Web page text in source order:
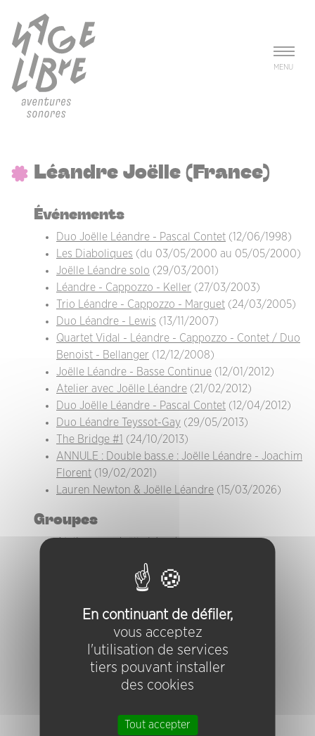
MENU
Léandre Joëlle (France)
Événements
Duo Joëlle Léandre - Pascal Contet (12/06/1998)
Les Diaboliques (du 03/05/2000 au 05/05/2000)
Joëlle Léandre solo (29/03/2001)
Léandre - Cappozzo - Keller (27/03/2003)
Trio Léandre - Cappozzo - Marguet (24/03/2005)
Duo Léandre - Lewis (13/11/2007)
Quartet Vidal - Léandre - Cappozzo - Contet / Duo
Benoist - Bellanger (12/12/2008)
Joëlle Léandre - Basse Continue (12/01/2012)
Atelier avec Joëlle Léandre (21/02/2012)
Duo Joëlle Léandre - Pascal Contet (12/04/2012)
Duo Léandre Teyssot-Gay (29/05/2013)
The Bridge #1 (24/10/2013)
ANNULE : Double bass.e : Joëlle Léandre - Joachim
Florent (19/02/2021)
Lauren Newton & Joëlle Léandre (15/03/2026)
Groupes
Duo Léandre - Lewis
Duo Léandre Teyssot-Gay
Joëlle Léandre - Basse Continue
Lauren Newton et Joëlle Léandre
Les Diaboliques
Léandre - Cappozzo - Keller
Trio Léandre - Cappozzo - Marguet
En continuant de défiler,
vous acceptez
l'utilisation de services
tiers pouvant installer
des cookies
Tout accepter